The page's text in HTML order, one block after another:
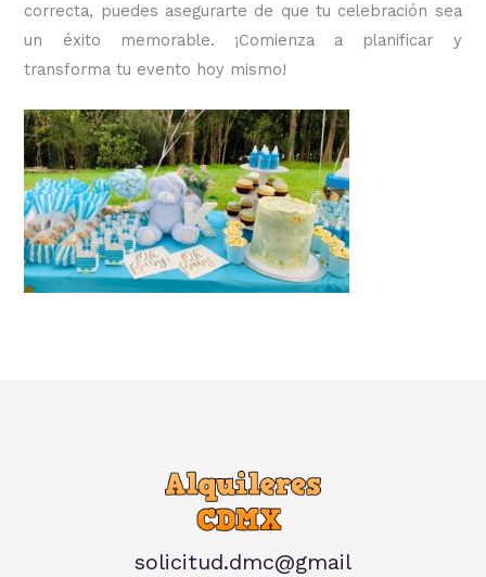
correcta, puedes asegurarte de que tu celebración sea
un éxito memorable. ¡Comienza a planificar y
transforma tu evento hoy mismo!
solicitud.dmc@gmail